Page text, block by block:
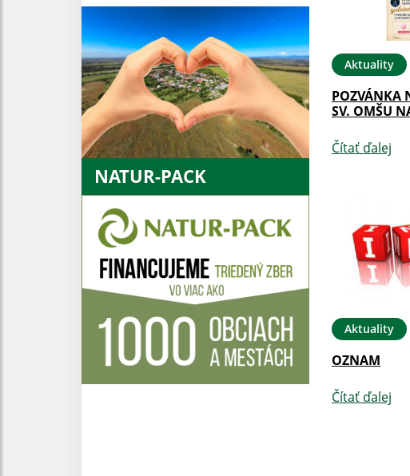
NATUR-PACK
Aktuality
POZVÁNKA
SV. OMŠU
Čítať ďalej
Aktuality
OZNAM
Čítať ďalej